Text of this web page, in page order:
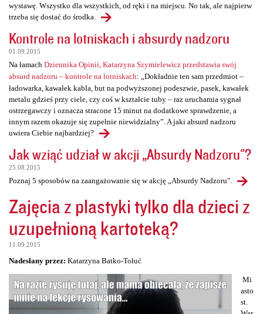
wystawę. Wszystko dla wszystkich, od ręki i na miejscu. No tak, ale najpierw
trzeba się dostać do środka.
Kontrole na lotniskach i absurdy nadzoru
01.09.2015
Na łamach Dziennika Opinii, Katarzyna Szymielewicz przedstawia swój
absurd nadzoru – kontrole na lotniskach: „Dokładnie ten sam przedmiot –
ładowarka, kawałek kabla, but na podwyższonej podeszwie, pasek, kawałek
metalu gdzieś przy ciele, czy coś w kształcie tuby – raz uruchamia sygnał
ostrzegawczy i oznacza stracone 15 minut na dodatkowe sprawdzenie, a
innym razem okazuje się zupełnie niewidzialny”. A jaki absurd nadzoru
uwiera Ciebie najbardziej?
Jak wziąć udział w akcji „Absurdy Nadzoru"?
25.08.2015
Poznaj 5 sposobów na zaangażowanie się w akcję „Absurdy Nadzoru".
Zajęcia z plastyki tylko dla dzieci z
uzupełnioną kartoteką?
11.09.2015
Nadesłany przez: Katarzyna Batko-Tołuć
Mi
asto
st.